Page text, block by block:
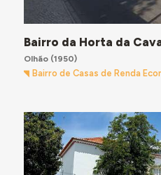
Bairro da Horta da
Olhão(1950)
Bairro de Casas de Renda